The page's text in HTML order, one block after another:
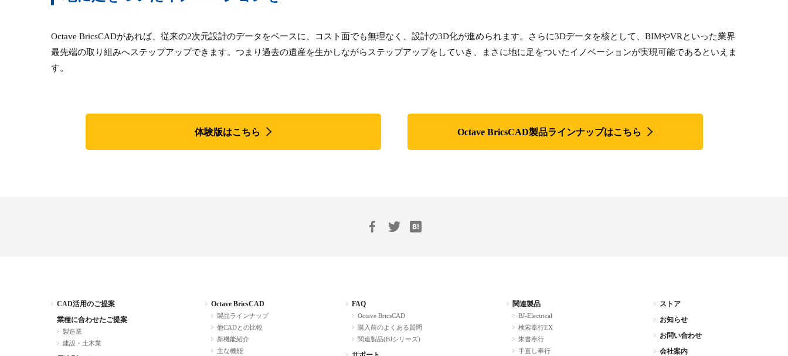
Octave BricsCADがあれば、従来の2次元設計のデータをベースに、コスト面でも無理なく、設計の3D化が進められます。さらに3Dデータを核として、BIMやVRといった業界
最先端の取り組みへステップアップできます。つまり過去の遺産を生かしながらステップアップをしていき、まさに地に足をついたイノベーションが実現可能であるといえま
す。
体験版はこちら Octave BricsCAD製品ラインナップはこちら
CAD活用のご提案
業種に合わせたご提案
製造業
建設・土木業
Octave BricsCAD
製品ラインナップ
他CADとの比較
新機能紹介
主な機能
FAQ
Octave BricsCAD
購入前のよくある質問
関連製品(BJシリーズ)
関連製品
BJ-Electrical
検索奉行EX
朱書奉行
手直し奉行
ストア
お知らせ
お問い合わせ
会社案内